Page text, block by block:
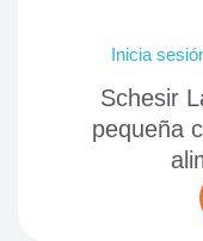
Inicia
Schesir
pequeña